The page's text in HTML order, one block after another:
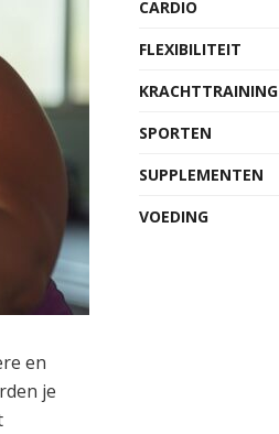
en
je
CARDIO
FLEXIBILITEIT
KRACHTTRAINING
SPORTEN
SUPPLEMENTEN
VOEDING